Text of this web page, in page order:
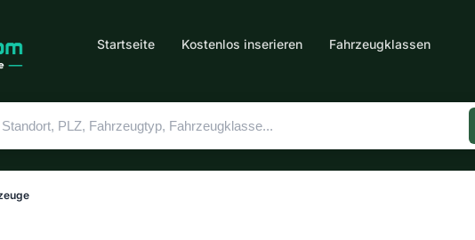
Startseite Kostenlos inserieren Fahrzeugklassen